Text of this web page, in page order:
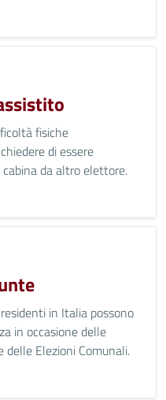
fisiche
di essere
da altro elettore.
in Italia possono
in occasione delle
delle Elezioni Comunali.